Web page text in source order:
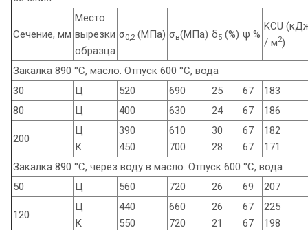
Сечение, мм
Место
вырезки
образца
σ0,2 (МПа) σв(МПа) δ5 (%) ψ %
KCU
/ м2)
Закалка 890 °С, масло. Отпуск 600 °С, вода
30
Ц 520 690 25 67
183
80
Ц 400 630 24 67 186
200
Ц
К
390
450
610
700
30
28
67
67
182
171
Закалка 890 °С, через воду в масло. Отпуск 600 °С, вода
50
Ц 560 720 26 69 207
120
Ц
К
440
550
660
720
26
21
67
67
225
198